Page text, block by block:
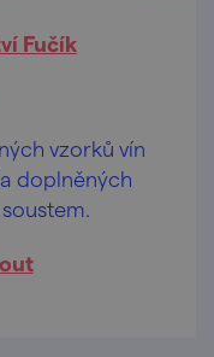
Fučík
vzorků vín
doplněných